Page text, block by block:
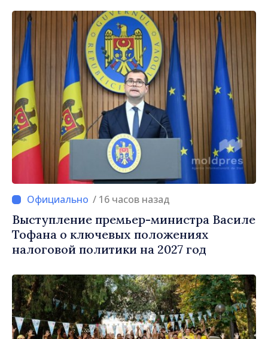
/ 16 часов назад
Выступление премьер-министра Василе
Тофана о ключевых положениях
налоговой политики на 2027 год